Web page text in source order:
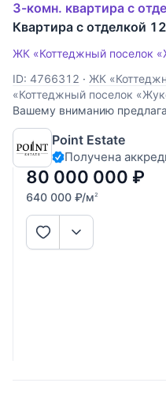
3-комн. квартира с
Квартира с отделкой
ЖК «Коттеджный поселок
ID: 4766312 · ЖК
«Коттеджный поселок
Вашему вниманию
дизайнерским ремонтом в
светлые помещения
гостиную, столовую и две
оборудована гардеробной
Point Estate
Получена
80 000 000 ₽
640 000 ₽/м2